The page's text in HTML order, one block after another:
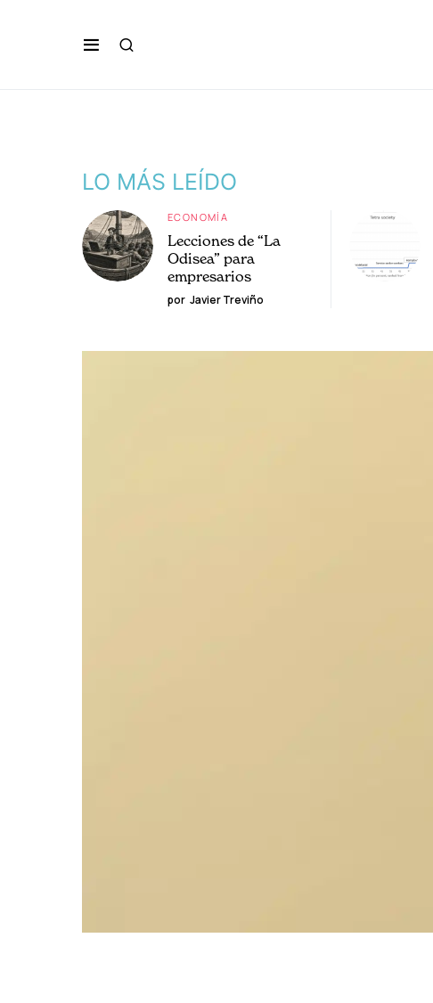
LO MÁS LEÍDO
ECONOMÍA
Lecciones de “La
Odisea” para
empresarios
por Javier Treviño